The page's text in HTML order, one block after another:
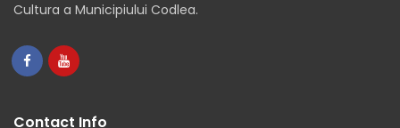
Cultura a Municipiului Codlea.
Contact Info